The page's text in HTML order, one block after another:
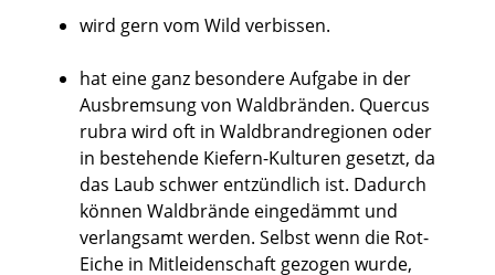
wird gern vom Wild verbissen.
hat eine ganz besondere Aufgabe in der
Ausbremsung von Waldbränden. Quercus
rubra wird oft in Waldbrandregionen oder
in bestehende Kiefern-Kulturen gesetzt, da
das Laub schwer entzündlich ist. Dadurch
können Waldbrände eingedämmt und
verlangsamt werden. Selbst wenn die Rot-
Eiche in Mitleidenschaft gezogen wurde,